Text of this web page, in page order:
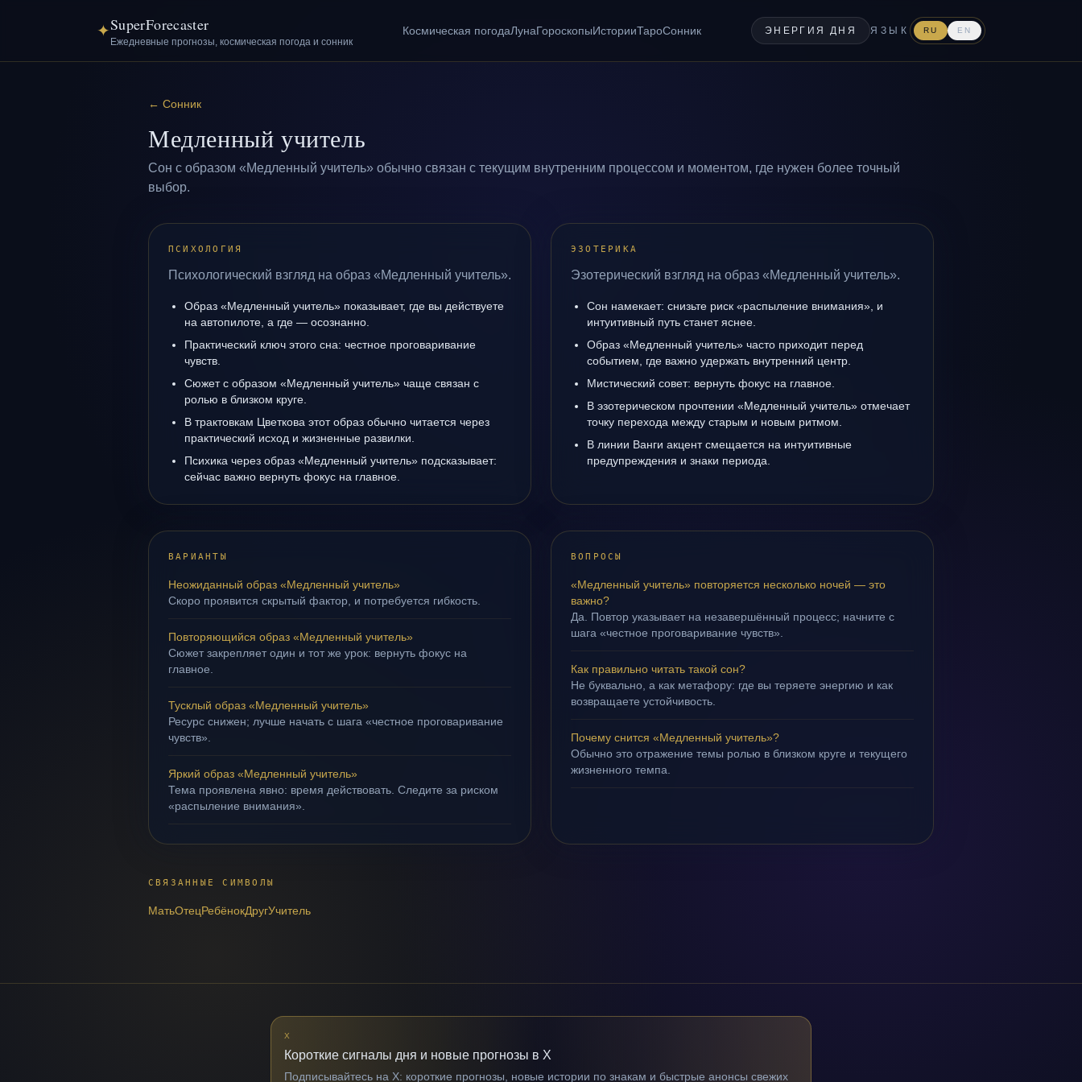
✦SuperForecaster
Ежедневные прогнозы, космическая погода и сонник
Космическая погодаЛунаГороскопыИсторииТароСонник ЭНЕРГИЯ ДНЯ ЯЗЫК RU EN
← Сонник
Медленный учитель
Сон с образом «Медленный учитель» обычно связан с текущим внутренним процессом и моментом, где нужен более точный
выбор.
ПСИХОЛОГИЯ
Психологический взгляд на образ «Медленный учитель».
Образ «Медленный учитель» показывает, где вы действуете
на автопилоте, а где — осознанно.
Практический ключ этого сна: честное проговаривание
чувств.
Сюжет с образом «Медленный учитель» чаще связан с
ролью в близком круге.
В трактовкам Цветкова этот образ обычно читается через
практический исход и жизненные развилки.
Психика через образ «Медленный учитель» подсказывает:
сейчас важно вернуть фокус на главное.
ЭЗОТЕРИКА
Эзотерический взгляд на образ «Медленный учитель».
Сон намекает: снизьте риск «распыление внимания», и
интуитивный путь станет яснее.
Образ «Медленный учитель» часто приходит перед
событием, где важно удержать внутренний центр.
Мистический совет: вернуть фокус на главное.
В эзотерическом прочтении «Медленный учитель» отмечает
точку перехода между старым и новым ритмом.
В линии Ванги акцент смещается на интуитивные
предупреждения и знаки периода.
ВАРИАНТЫ
Неожиданный образ «Медленный учитель»
Скоро проявится скрытый фактор, и потребуется гибкость.
Повторяющийся образ «Медленный учитель»
Сюжет закрепляет один и тот же урок: вернуть фокус на
главное.
Тусклый образ «Медленный учитель»
Ресурс снижен; лучше начать с шага «честное проговаривание
чувств».
Яркий образ «Медленный учитель»
Тема проявлена явно: время действовать. Следите за риском
«распыление внимания».
ВОПРОСЫ
«Медленный учитель» повторяется несколько ночей — это
важно?
Да. Повтор указывает на незавершённый процесс; начните с
шага «честное проговаривание чувств».
Как правильно читать такой сон?
Не буквально, а как метафору: где вы теряете энергию и как
возвращаете устойчивость.
Почему снится «Медленный учитель»?
Обычно это отражение темы ролью в близком круге и текущего
жизненного темпа.
СВЯЗАННЫЕ СИМВОЛЫ
МатьОтецРебёнокДругУчитель
X
Короткие сигналы дня и новые прогнозы в X
Подписывайтесь на X: короткие прогнозы, новые истории по знакам и быстрые анонсы свежих